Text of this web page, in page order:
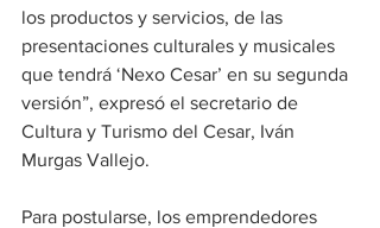
los productos y servicios, de las
presentaciones culturales y musicales
que tendrá ‘Nexo Cesar’ en su segunda
versión”, expresó el secretario de
Cultura y Turismo del Cesar, Iván
Murgas Vallejo.
Para postularse, los emprendedores